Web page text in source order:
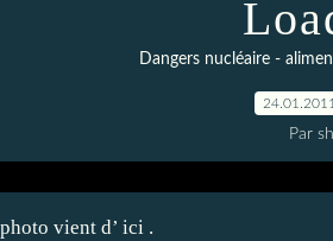
Dangers nucléaire -
24.01.2011
Par
vient d’ ici .